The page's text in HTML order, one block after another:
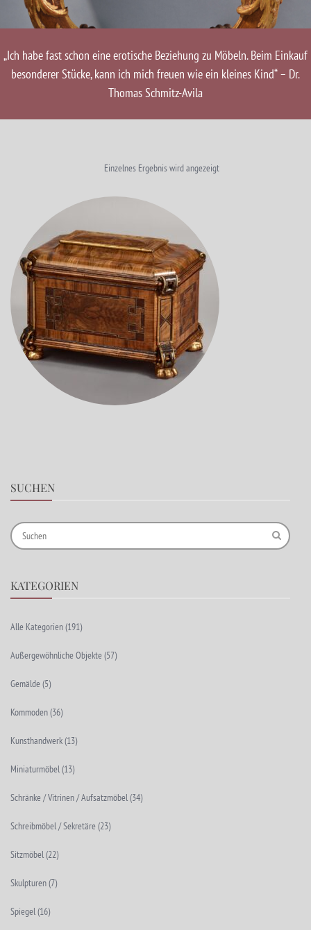
„Ich habe fast schon eine erotische Beziehung zu Möbeln. Beim Einkauf
besonderer Stücke, kann ich mich freuen wie ein kleines Kind“ – Dr.
Thomas Schmitz-Avila
Einzelnes Ergebnis wird angezeigt
SUCHEN
KATEGORIEN
Alle Kategorien(191)
Außergewöhnliche Objekte (57)
Gemälde (5)
Kommoden(36)
Kunsthandwerk(13)
Miniaturmöbel(13)
Schränke / Vitrinen / Aufsatzmöbel(34)
Schreibmöbel / Sekretäre (23)
Sitzmöbel(22)
Skulpturen(7)
Spiegel(16)